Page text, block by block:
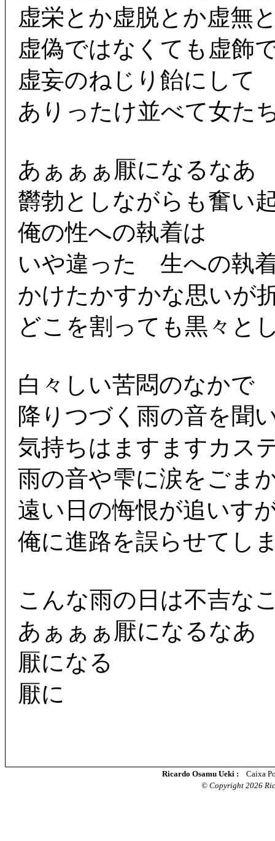
虚栄とか虚脱とか虚無
虚偽ではなくても虚飾
虚妄のねじり飴にして
ありったけ並べて女た
あぁぁぁ厭になるな
欝勃としながらも奮い
俺の性への執着は
いや違った 生への執
かけたかすかな思いが
どこを割っても黒々と
白々しい苦悶のなかで
降りつづく雨の音を聞
気持ちはますますカス
雨の音や雫に涙をごま
遠い日の悔恨が追いす
俺に進路を誤らせてし
こんな雨の日は不吉な
あぁぁぁ厭になるなあ
厭になる
厭に
Ricardo Osamu Ueki :
Caixa
© Copyright 2026